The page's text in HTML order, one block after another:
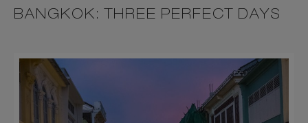
BANGKOK: THREE PERFECT DAYS